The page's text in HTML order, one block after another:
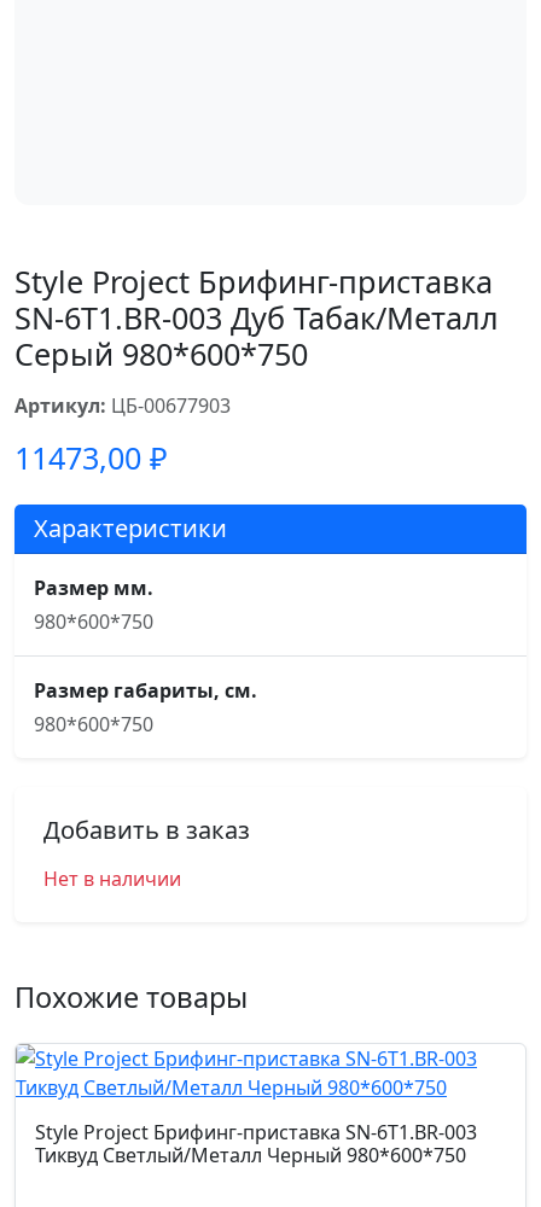
Style Project Брифинг-приставка
SN-6T1.BR-003 Дуб Табак/Металл
Серый 980*600*750
Артикул: ЦБ-00677903
11473,00 ₽
Характеристики
Размер мм.
980*600*750
Размер габариты, см.
980*600*750
Добавить в заказ
Нет в наличии
Похожие товары
Style Project Брифинг-приставка SN-6T1.BR-003
Тиквуд Светлый/Металл Черный 980*600*750